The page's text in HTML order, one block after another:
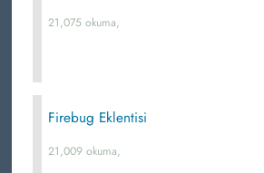
21,075 okuma,
Firebug Eklentisi
21,009 okuma,